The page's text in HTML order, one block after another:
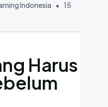
Indonesia • 15
Harus